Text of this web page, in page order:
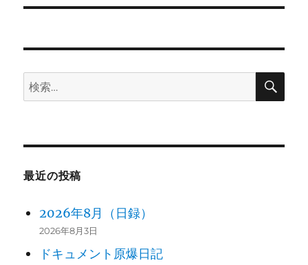
シ
ン
投
検
索:
検
最近の投稿
2026年8月（日録）
2026年8月3日
ドキュメント原爆日記